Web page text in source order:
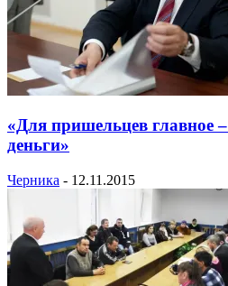
«Для пришельцев главное
деньги»
Черника - 12.11.2015